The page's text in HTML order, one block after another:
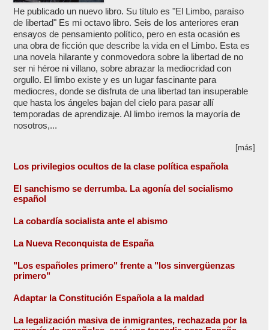
He publicado un nuevo libro. Su título es "El Limbo, paraíso
de libertad" Es mi octavo libro. Seis de los anteriores eran
ensayos de pensamiento político, pero en esta ocasión es
una obra de ficción que describe la vida en el Limbo. Esta es
una novela hilarante y conmovedora sobre la libertad de no
ser ni héroe ni villano, sobre abrazar la mediocridad con
orgullo. El limbo existe y es un lugar fascinante para
mediocres, donde se disfruta de una libertad tan insuperable
que hasta los ángeles bajan del cielo para pasar allí
temporadas de aprendizaje. Al limbo iremos la mayoría de
nosotros,...
[más]
Los privilegios ocultos de la clase política española
El sanchismo se derrumba. La agonía del socialismo
español
La cobardía socialista ante el abismo
La Nueva Reconquista de España
"Los españoles primero" frente a "los sinvergüenzas
primero"
Adaptar la Constitución Española a la maldad
La legalización masiva de inmigrantes, rechazada por la